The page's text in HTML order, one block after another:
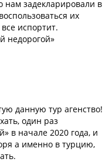
нам задекларировали в
их
испортит.
данную тур агенство!
один раз
в начале 2020 года, и
а именно в турцию,